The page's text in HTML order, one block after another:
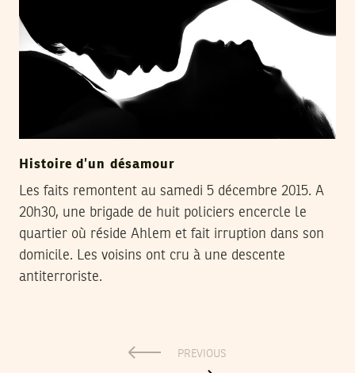
Histoire d’un désamour
Les faits remontent au samedi 5 décembre 2015. A
20h30, une brigade de huit policiers encercle le
quartier où réside Ahlem et fait irruption dans son
domicile. Les voisins ont cru à une descente
antiterroriste.
PREVIOUS